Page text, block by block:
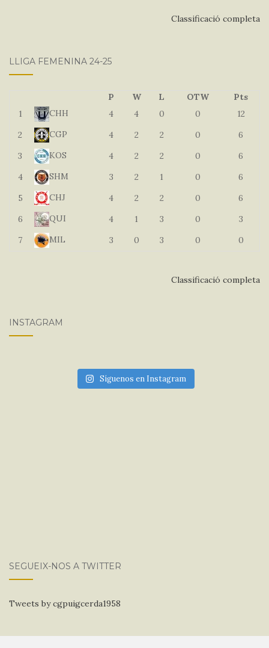
Classificació completa
LLIGA FEMENINA 24-25
P W L OTW
Pts
1
CHH 4 4 0 0
12
2
CGP 4 2 2 0
6
3
KOS 4 2 2 0
6
4
SHM 3 2 1 0
6
5
CHJ 4 2 2 0
6
6
QUI 4 1 3 0
3
7
MIL 3 0 3 0 0
Classificació completa
INSTAGRAM
Síguenos en Instagram
SEGUEIX-NOS A TWITTER
Tweets by cgpuigcerda1958